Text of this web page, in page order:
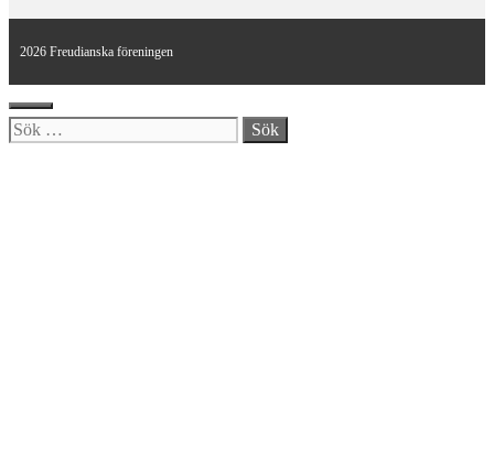
2026 Freudianska föreningen
Stäng
Sök